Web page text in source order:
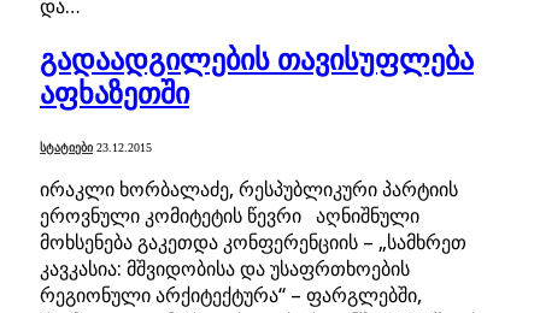
და…
გადაადგილების თავისუფლება
აფხაზეთში
ᲡᲢᲐᲢᲘᲔᲑᲘ 23.12.2015
ირაკლი ხორბალაძე, რესპუბლიკური პარტიის
ეროვნული კომიტეტის წევრი აღნიშნული
მოხსენება გაკეთდა კონფერენციის – „სამხრეთ
კავკასია: მშვიდობისა და უსაფრთხოების
რეგიონული არქიტექტურა“ – ფარგლებში,